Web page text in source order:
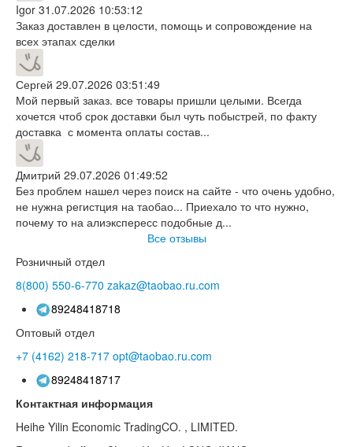
Igor 31.07.2026 10:53:12
Заказ доставлен в целости, помощь и сопровождение на
всех этапах сделки
Сергей 29.07.2026 03:51:49
Мой первый заказ. все товары пришли целыми. Всегда
хочется чтоб срок доставки был чуть побыстрей, по факту
доставка с момента оплаты состав...
Дмитрий 29.07.2026 01:49:52
Без проблем нашел через поиск на сайте - что очень удобно,
не нужна регистция на таобао... Приехало то что нужно,
почему то на алиэкспересс подобные д...
Все отзывы
Розничный отдел
8(800) 550-6-770 zakaz@taobao.ru.com
89248418718
Оптовый отдел
+7 (4162) 218-717 opt@taobao.ru.com
89248418717
Контактная информация
Heihe Yilin Economic TradingCO. , LIMITED.